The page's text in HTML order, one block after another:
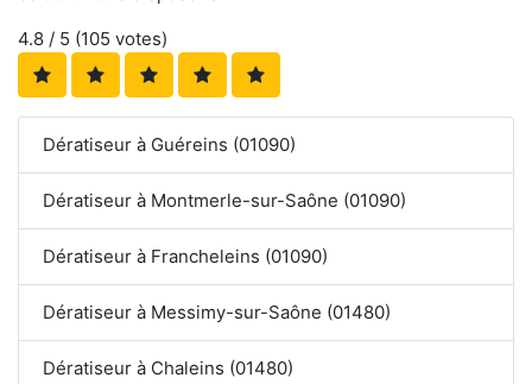
4.8 / 5 (105 votes)
Dératiseur à Guéreins (01090)
Dératiseur à Montmerle-sur-Saône (01090)
Dératiseur à Francheleins (01090)
Dératiseur à Messimy-sur-Saône (01480)
Dératiseur à Chaleins (01480)